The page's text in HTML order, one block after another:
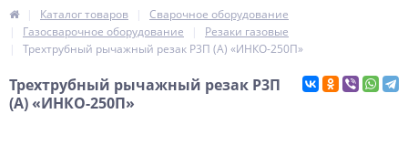
Каталог товаров
Сварочное оборудование
Газосварочное оборудование
Резаки газовые
Трехтрубный рычажный резак Р3П (А) «ИНКО-250П»
Трехтрубный рычажный резак Р3П
(А) «ИНКО-250П»